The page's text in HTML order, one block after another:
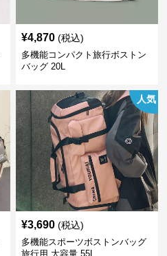
¥4,870 (税込)
多機能コンパクト旅行ボストン
バッグ 20L
人気
¥3,690 (税込)
多機能スポーツボストンバッグ
旅行用 大容量 55L